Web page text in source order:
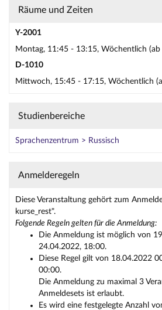
Räume und Zeiten
Y-2001
Montag, 11:45 - 13:15, Wöchentlich (ab
D-1010
Mittwoch, 15:45 - 17:15, Wöchentlich
Studienbereiche
Sprachenzentrum > Russisch
Anmelderegeln
Diese Veranstaltung gehört zum
kurse_rest".
Folgende Regeln gelten für die Anmeldung:
Die Anmeldung ist möglich von
24.04.2022, 18:00.
Diese Regel gilt von 18.04.2022
00:00.
Die Anmeldung zu maximal 3
Anmeldesets ist erlaubt.
Es wird eine festgelegte Anzahl